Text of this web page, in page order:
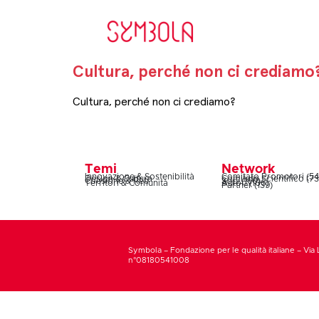
Cultura, perché non ci
Cultura, perché non ci crediamo?
Temi
Innovazione & Sostenibilità
Design & Cultura
Coesione & Reti
Territori & Comunità
Network
Comitato Promotori
Comitato Scientifico
Soci (160)
Autori (106)
Partner (139)
Symbola – Fondazione per le qualità italiane – Via
n°08180541008